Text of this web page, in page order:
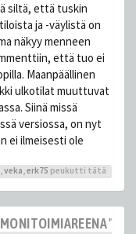
siltä, että tuskin
ja -väylistä on
näkyy menneen
että tuo ei
Maanpäällinen
ulkotilat muuttuvat
Siinä missä
versiossa, on nyt
ei ilmeisesti ole
,veka,erk75 peukutti tätä